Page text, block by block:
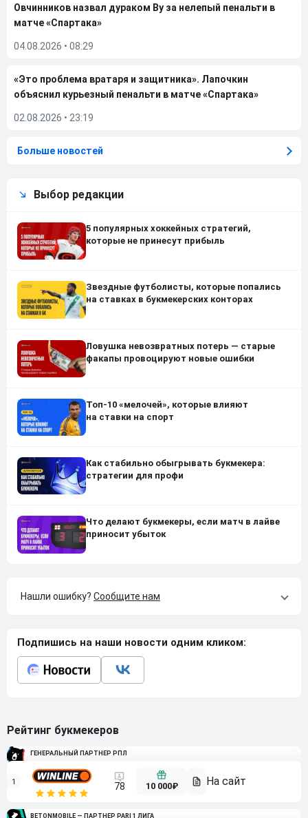
Овчинников назвал дураком Ву за нелепый пенальти в
матче «Спартака»
04.08.2026 • 08:29
«Это проблема вратаря и защитника». Лапочкин
объяснил курьезный пенальти в матче «Спартака»
02.08.2026 • 23:19
Больше новостей
Выбор редакции
5 популярных хоккейных стратегий,
которые не принесут прибыль
Звездные футболисты, которые попались
на ставках в букмекерских конторах
Ловушка невозвратных потерь — старые
факапы провоцируют новые ошибки
Топ-10 «мелочей», которые влияют
на ставки на спорт
Как стабильно обыгрывать букмекера:
стратегии для профи
Что делают букмекеры, если матч в лайве
приносит убыток
Нашли ошибку? Сообщите нам
Подпишись на наши новости одним кликом:
Рейтинг букмекеров
ГЕНЕРАЛЬНЫЙ ПАРТНЕР РПЛ
1 78 10 000₽
BETONMOBILE — ПАРТНЕР PARI 1 ЛИГА